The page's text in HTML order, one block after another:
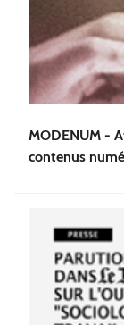
MODENUM -
contenus